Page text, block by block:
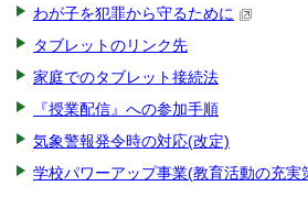
わが子を犯罪から守るために
タブレットのリンク先
家庭でのタブレット接続法
『授業配信』への参加手順
気象警報発令時の対応(改定)
学校パワーアップ事業(教育活動の充実